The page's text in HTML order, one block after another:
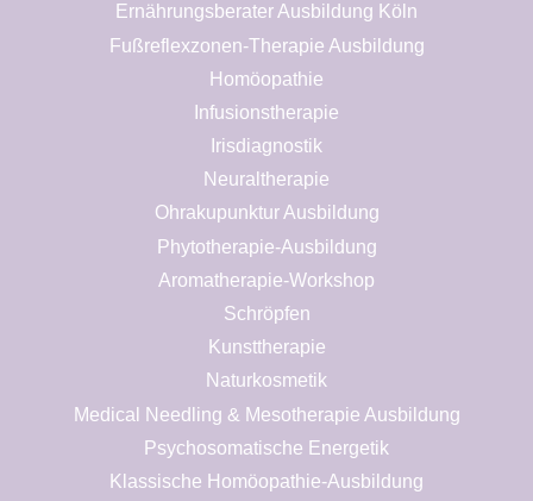
Ernährungsberater Ausbildung Köln
Fußreflexzonen-Therapie Ausbildung
Homöopathie
Infusionstherapie
Irisdiagnostik
Neuraltherapie
Ohrakupunktur Ausbildung
Phytotherapie-Ausbildung
Aromatherapie-Workshop
Schröpfen
Kunsttherapie
Naturkosmetik
Medical Needling & Mesotherapie Ausbildung
Psychosomatische Energetik
Klassische Homöopathie-Ausbildung